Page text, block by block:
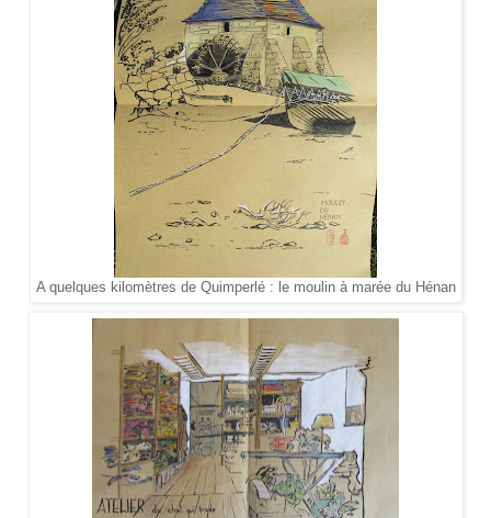
A quelques kilomètres de Quimperlé : le moulin à marée du Hénan